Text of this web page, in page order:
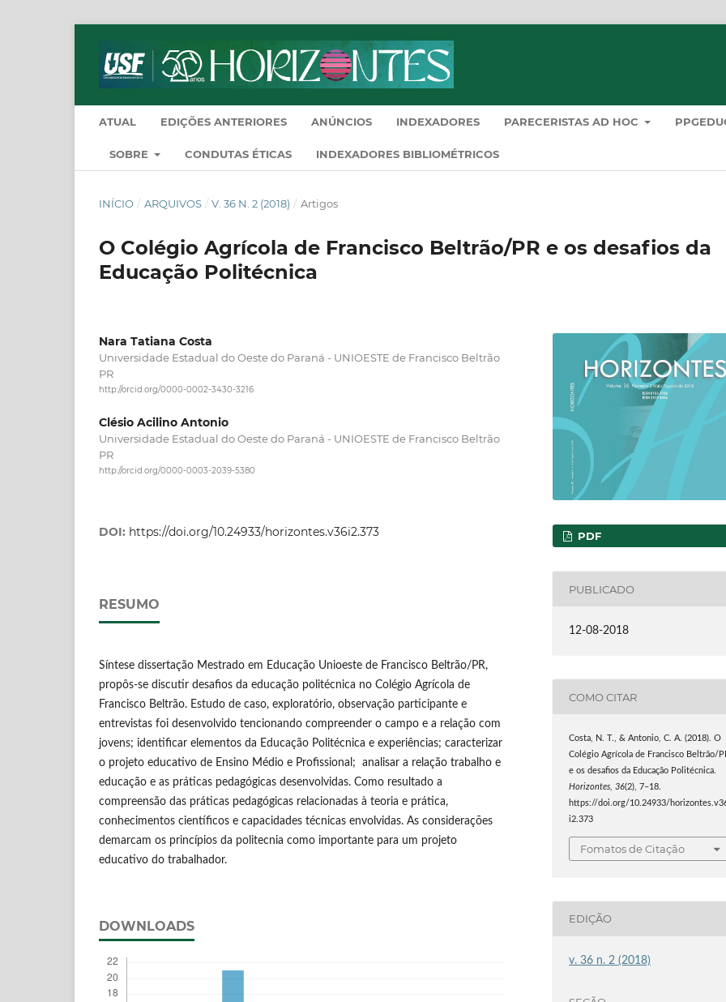
ATUAL EDIÇÕES ANTERIORES ANÚNCIOS INDEXADORES PARECERISTAS AD HOC
SOBRE CONDUTAS ÉTICAS INDEXADORES BIBLIOMÉTRICOS
INÍCIO / ARQUIVOS / V. 36 N. 2 (2018) / Artigos
O Colégio Agrícola de Francisco Beltrão/PR e os desafios da
Educação Politécnica
Nara Tatiana Costa
Universidade Estadual do Oeste do Paraná - UNIOESTE de Francisco Beltrão
PR
http://orcid.org/0000-0002-3430-3216
Clésio Acilino Antonio
Universidade Estadual do Oeste do Paraná - UNIOESTE de Francisco Beltrão
PR
http://orcid.org/0000-0003-2039-5380
DOI: https://doi.org/10.24933/horizontes.v36i2.373
RESUMO
Síntese dissertação Mestrado em Educação Unioeste de Francisco Beltrão/PR,
propôs-se discutir desafios da educação politécnica no Colégio Agrícola de
Francisco Beltrão. Estudo de caso, exploratório, observação participante e
entrevistas foi desenvolvido tencionando compreender o campo e a relação com
jovens; identificar elementos da Educação Politécnica e experiências; caracterizar
o projeto educativo de Ensino Médio e Profissional; analisar a relação trabalho e
educação e as práticas pedagógicas desenvolvidas. Como resultado a
compreensão das práticas pedagógicas relacionadas à teoria e prática,
conhecimentos científicos e capacidades técnicas envolvidas. As considerações
demarcam os princípios da politecnia como importante para um projeto
educativo do trabalhador.
DOWNLOADS
PDF
PUBLICADO
12-08-2018
COMO CITAR
Costa, N. T., & Antonio, C. A. (2018). O
Colégio Agrícola de Francisco Beltrão/
e os desafios da Educação Politécnica.
Horizontes,36(2), 7–18.
https://doi.org/10.24933/
i2.373
Fomatos de Citação
EDIÇÃO
v. 36 n. 2 (2018)